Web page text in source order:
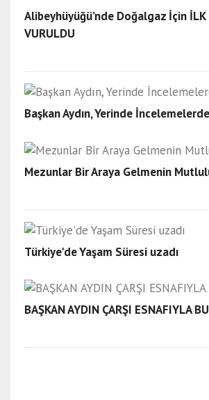
Alibeyhüyüğü’nde Doğalgaz İçin İLK
VURULDU
Başkan Aydın, Yerinde
Mezunlar Bir Araya Gelmenin
Türkiye'de Yaşam Süresi uzadı
BAŞKAN AYDIN ÇARŞI ESNAFIYLA